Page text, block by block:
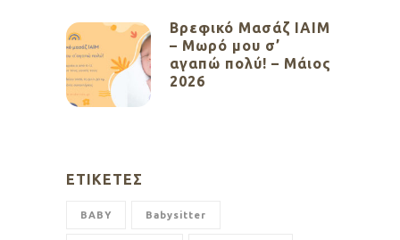
Βρεφικό Μασάζ ΙΑΙΜ
– Μωρό μου σ’
αγαπώ πολύ! – Μάιος
2026
ΕΤΙΚΈΤΕΣ
BABY Babysitter